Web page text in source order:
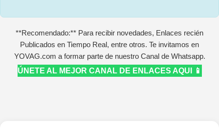
**Recomendado:** Para recibir novedades, Enlaces recién
Publicados en Tiempo Real, entre otros. Te invitamos en
YOVAG.com a formar parte de nuestro Canal de Whatsapp.
ÚNETE AL MEJOR CANAL DE ENLACES AQUI 📱